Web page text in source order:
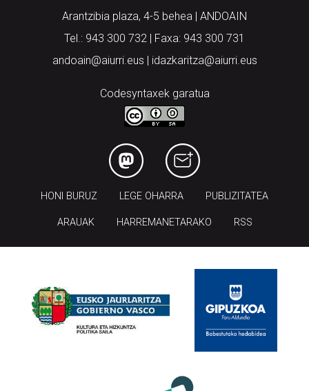
Arantzibia plaza, 4-5 behea | ANDOAIN
Tel.: 943 300 732 | Faxa: 943 300 731
andoain@aiurri.eus | idazkaritza@aiurri.eus
Codesyntaxek garatua
HONI BURUZ LEGE OHARRA PUBLIZITATEA
ARAUAK HARREMANETARAKO RSS